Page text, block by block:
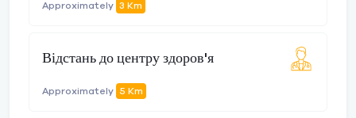
Approximately 3 Km
Відстань до центру здоров'я
Approximately 5 Km